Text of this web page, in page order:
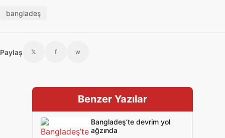
bangladeş
Paylaş 𝕏 f w
Benzer Yazılar
Bangladeş’te devrim yol
ağzında